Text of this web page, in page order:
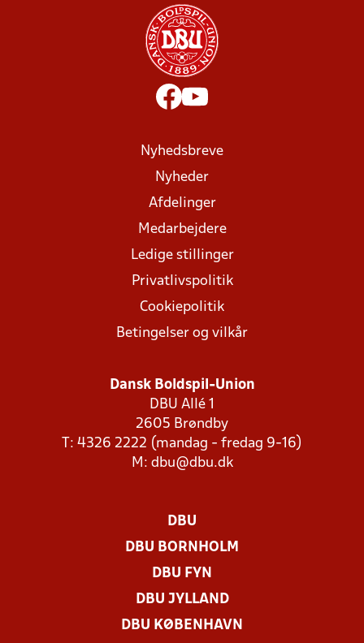
Nyhedsbreve
Nyheder
Afdelinger
Medarbejdere
Ledige stillinger
Privatlivspolitik
Cookiepolitik
Betingelser og vilkår
Dansk Boldspil-Union
DBU Allé 1
2605 Brøndby
T: 4326 2222 (mandag - fredag 9-16)
M: dbu@dbu.dk
DBU
DBU BORNHOLM
DBU FYN
DBU JYLLAND
DBU KØBENHAVN